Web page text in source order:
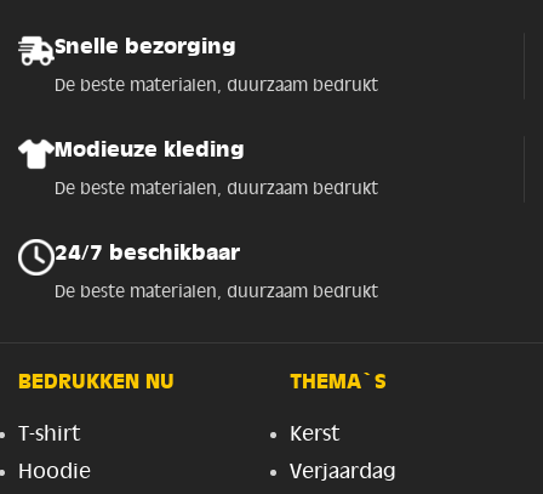
Snelle bezorging
De beste materialen, duurzaam bedrukt
Modieuze kleding
De beste materialen, duurzaam bedrukt
24/7 beschikbaar
De beste materialen, duurzaam bedrukt
BEDRUKKEN NU
T-shirt
Hoodie
THEMA`S
Kerst
Verjaardag